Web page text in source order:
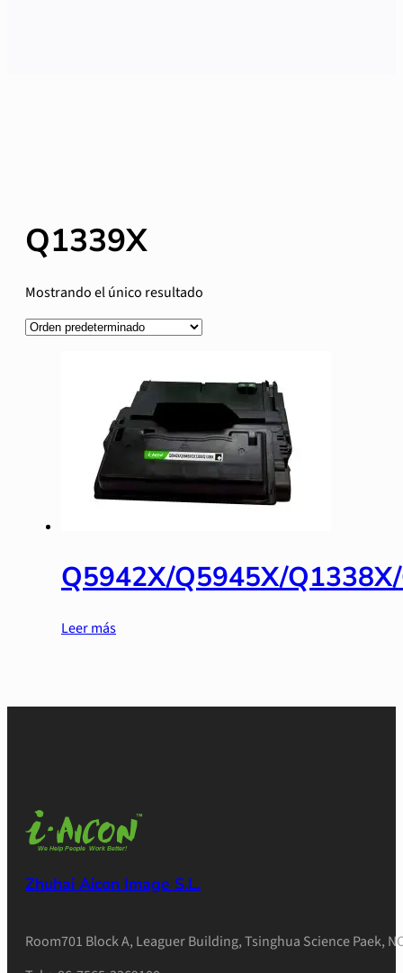
Q1339X
Mostrando el único resultado
Q5942X/Q5945X/
Leer más
Zhuhai Aicon Image S.L.
Room701 Block A, Leaguer Building, Tsinghua Science Paek,